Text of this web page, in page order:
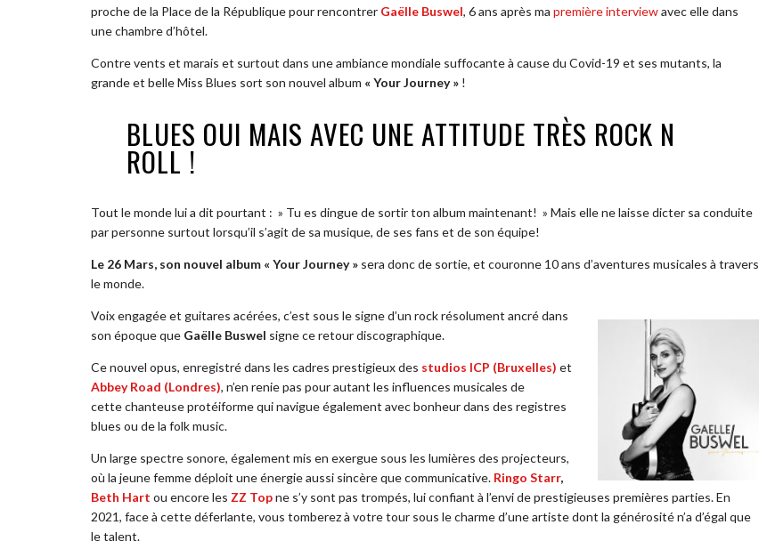
proche de la Place de la République pour rencontrer Gaëlle Buswel, 6 ans après ma première interviewavec elle dans
une chambre d’hôtel.
Contre vents et marais et surtout dans une ambiance mondiale suffocante à cause du Covid-19 et ses mutants, la
grande et belle Miss Blues sort son nouvel album « Your Journey » !
BLUES OUI MAIS AVEC UNE ATTITUDE TRÈS ROCK N
ROLL !
Tout le monde lui a dit pourtant : » Tu es dingue de sortir ton album maintenant! » Mais elle ne laisse dicter sa conduite
par personne surtout lorsqu’il s’agit de sa musique, de ses fans et de son équipe!
Le 26 Mars, son nouvel album « Your Journey » sera donc de sortie, et couronne 10 ans d’aventures musicales à travers
le monde.
Voix engagée et guitares acérées, c’est sous le signe d’un rock résolument ancré dans
son époque que Gaëlle Buswel signe ce retour discographique.
Ce nouvel opus, enregistré dans les cadres prestigieux des studios ICP (Bruxelles) et
Abbey Road (Londres), n’en renie pas pour autant les influences musicales de
cette chanteuse protéiforme qui navigue également avec bonheur dans des registres
blues ou de la folk music.
Un large spectre sonore, également mis en exergue sous les lumières des projecteurs,
où la jeune femme déploit une énergie aussi sincère que communicative. Ringo Starr,
Beth Hart ou encore les ZZ Topne s’y sont pas trompés, lui confiant à l’envi de prestigieuses premières parties. En
2021, face à cette déferlante, vous tomberez à votre tour sous le charme d’une artiste dont la générosité n’a d’égal que
le talent.